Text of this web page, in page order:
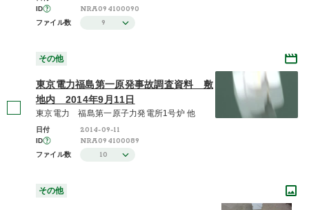
ID NRA094100090
ファイル数 9
その他
東京電力福島第一原発事故調査資料 敷
地内 2014年9月11日
東京電力 福島第一原子力発電所1号炉 他
日付 2014-09-11
ID NRA094100089
ファイル数 10
その他